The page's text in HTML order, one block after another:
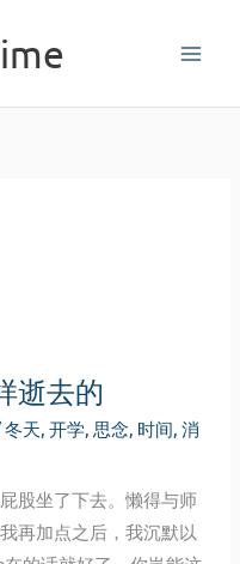
逝去的
冬天 ,开学 思念 时间 ,消
股坐了下去。懒得与师
再加点之后，我沉默以